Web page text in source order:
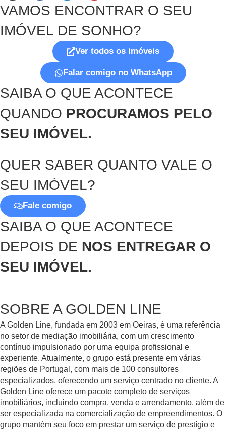
VAMOS ENCONTRAR O SEU
IMÓVEL DE SONHO?
Ver todos os imóveis
Falar comigo no WhatsApp
SAIBA O QUE ACONTECE
QUANDO PROCURAMOS PELO
SEU IMÓVEL.
QUER SABER QUANTO VALE O
SEU IMÓVEL?
Fale comigo
SAIBA O QUE ACONTECE
DEPOIS DE NOS ENTREGAR O
SEU IMÓVEL.
SOBRE A GOLDEN LINE
A Golden Line, fundada em 2003 em Oeiras, é uma referência
no setor de mediação imobiliária, com um crescimento
contínuo impulsionado por uma equipa profissional e
experiente. Atualmente, o grupo está presente em várias
regiões de Portugal, com mais de 100 consultores
especializados, oferecendo um serviço centrado no cliente. A
Golden Line oferece um pacote completo de serviços
imobiliários, incluindo compra, venda e arrendamento, além de
ser especializada na comercialização de empreendimentos. O
grupo mantém seu foco em prestar um serviço de prestígio e